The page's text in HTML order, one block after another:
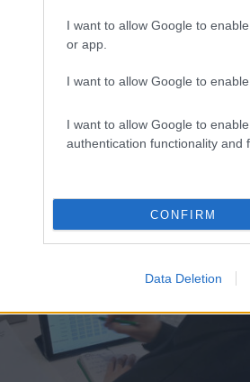
I want to allow Google to
or app.
I want to allow Google to
I want to allow Google to
authentication functionality and
CONFIRM
Data Deletion